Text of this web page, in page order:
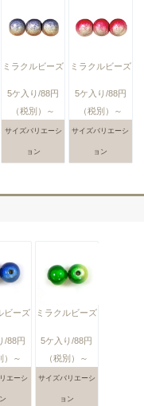
ミラクルビーズ
5ケ入り/88円
（税別）～
サイズバリエーシ
ョン
ミラクルビーズ
5ケ入り/88円
（税別）～
サイズバリエーシ
ョン
ビーズ
/88円
）～
エーシ
ミラクルビーズ
5ケ入り/88円
（税別）～
サイズバリエーシ
ョン